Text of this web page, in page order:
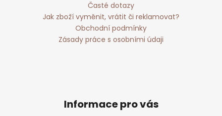
Časté dotazy
Jak zboží vyměnit, vrátit či reklamovat?
Obchodní podmínky
Zásady práce s osobními údaji
Informace pro vás